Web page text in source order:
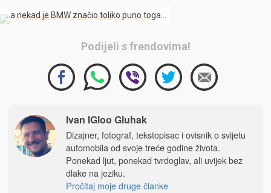
…a nekad je BMW značio toliko puno toga…
Podijeli s frendovima!
Ivan IGloo Gluhak
Dizajner, fotograf, tekstopisac i ovisnik o svijetu
automobila od svoje treće godine života.
Ponekad ljut, ponekad tvrdoglav, ali uvijek bez
dlake na jeziku.
Pročitaj moje druge članke